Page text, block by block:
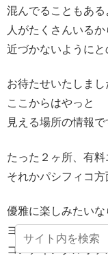
混んでることもある
人がたくさんいる
近づかないようにと
お待たせいたしまし
ここからはやっと
見える場所の情報で
たった２ヶ所、有料
それかパシフィコ方
優雅に楽しみたいな
ヨコハマグランドイ
コンチネンタルホテ